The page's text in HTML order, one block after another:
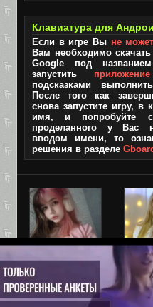
Клавиатура для
Если в игре Вы не
Вам необходимо
Google под
запустить
подсказками
После того как
снова запустите игру,
имя, и попробуйте
проделанного у Вас
вводом имени, то
решения в разделе
Ебливая мелкая
шлюшка